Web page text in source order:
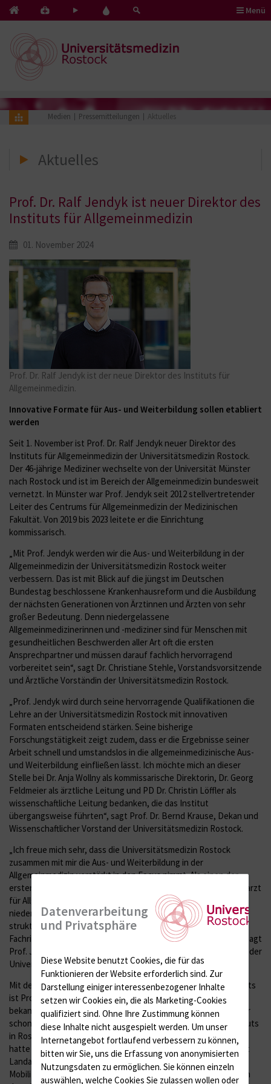
Kontakt
Notfälle
Pflege
Herz
Blut
Menü
Medien Pressemitteilungen Aktuelles
Aktuelles
Prof. Dr. Ralf Jendyk ist neuer Direktor des
Instituts für Allgemeinmedizin
01. November 2024
Prof. Dr. Ralf Jendyk ist der neue Direktor des Instituts für
Allgemeinmedizin.
Innovative Formate für Aus- und Weiterbildung sollen etabliert
werden
Seit 1. November ist Prof. Dr. Ralf Jendyk neuer Direktor des
Instituts für Allgemeinmedizin der Universitätsmedizin Rostock.
Der 46-jährige Mediziner wechselte von der Universität Münster
nach Rostock und ist im Bereich der Allgemeinmedizin bundesweit
vernetzt. In Münster war Prof. Jendyk seit 2012 stellvertretender
Leiter des Centrums für Allgemeinmedizin der Medizinischen
Fakultät. Von 2019 bis 2023 leitete er die Einrichtung
kommissarisch.
„Mit Prof. Jendyk werden wir die Aus- und Weiterbildung in der
Allgemeinmedizin der Universitätsmedizin Rostock weiter
verbessern. Das ist mit Blick auf die jüngst im Deutschen
Bundestag beschlossene Krankenhausreform und die Ausbildung
der nächsten Generationen von Ärztinnen und Ärzten von sehr
großer Bedeutung. Denn niedergelassene
Allgemeinmedizinerinnen und -mediziner sind für Menschen mit
gesundheitlichen Beschwerden aller Art oft die ersten
Ansprechpartner und müssen darauf fachlich hervorragend
vorbereitet sein“, sagt Dr. Christiane Stehle, Vorstandsvorsitzende
und Ärztliche Vorständin der Universitätsmedizin Rostock.
„Prof. Jendyk wird durch seine hervorragende Qualifikationen die
Lehre an der Universitätsmedizin Rostock mit innovativen
Formaten entscheidend stärken. Seine bisherige
Forschungstätigkeit zeigt zudem, dass er die Ergebnisse seiner
Arbeit schnell und umstandslos in die allgemeinmedizinische Aus-
und Weiterbildung einfließen lässt. Ich möchte mich an dieser
Stelle bei Dr. Anja Wollny als kommissarische Direktorin, Dr. Georg
Feldmeier als ärztliche Leitung und PD Dr. Christin Löffler als
wissenschaftliche Leitung bedanken, die das Institut
übergangsweise führten“, sagt Prof. Dr. Bernd Krause, Dekan und
Wissenschaftlicher Vorstand der Universitätsmedizin Rostock.
„Ich freue mich sehr, dass die Universitätsmedizin Rostock
zusammen mit mir die Aus- und Weiterbildung in der
Allgemeinmedizin verstärkt in den Focus nimmt. Als einen der
ersten Schritte werde ich die Aus- und Weiterbildung zum Facharzt
für Allgemeinmedizin intern – und auch im Verbund mit
niedergelassenen Arztpraxen – ausbauen und teilweise neu
strukturieren, um die Attraktivität dieser medizinischen
Fachrichtung für zukünftige Ärztinnen und Ärzte zu erhöhen“, sagt
Prof. Jendyk, neuer Direktor des Instituts für Allgemeinmedizin der
Universitätsmedizin Rostock.
Mit dem bisherigen, kommissarischen Leitungsteam des Instituts
ist Prof. Jendyk durch seine bundesweite Vernetzung bestens
bekannt. Der Allgemeinmediziner in dritter Generation hat daher
schon vor seinem Wechsel gemeinsam mit dem Team des Instituts
in Rostock ein erstes Forschungsprojekt angestoßen. Zuletzt
hatte das Institut für Allgemeinmedizin die Zusammenarbeit mit
Landarztpraxen während studentischer Praktika durch das
Mobilitätsprojekt Stadt-Land-Doc gestärkt. Mehr Informationen
Datenverarbeitung
und Privatsphäre
Diese Website benutzt Cookies, die für das
Funktionieren der Website erforderlich sind. Zur
Darstellung einiger interessenbezogener Inhalte
setzen wir Cookies ein, die als Marketing-Cookies
qualifiziert sind. Ohne Ihre Zustimmung können
diese Inhalte nicht ausgespielt werden. Um unser
Internetangebot fortlaufend verbessern zu können,
bitten wir Sie, uns die Erfassung von anonymisierten
Nutzungsdaten zu ermöglichen. Sie können einzeln
auswählen, welche Cookies Sie zulassen wollen oder